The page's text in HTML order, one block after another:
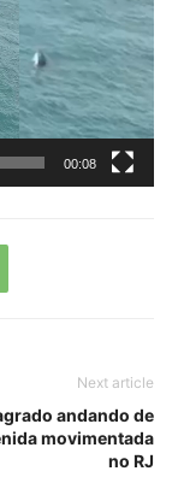
00:08
Next article
andando de
movimentada
no RJ